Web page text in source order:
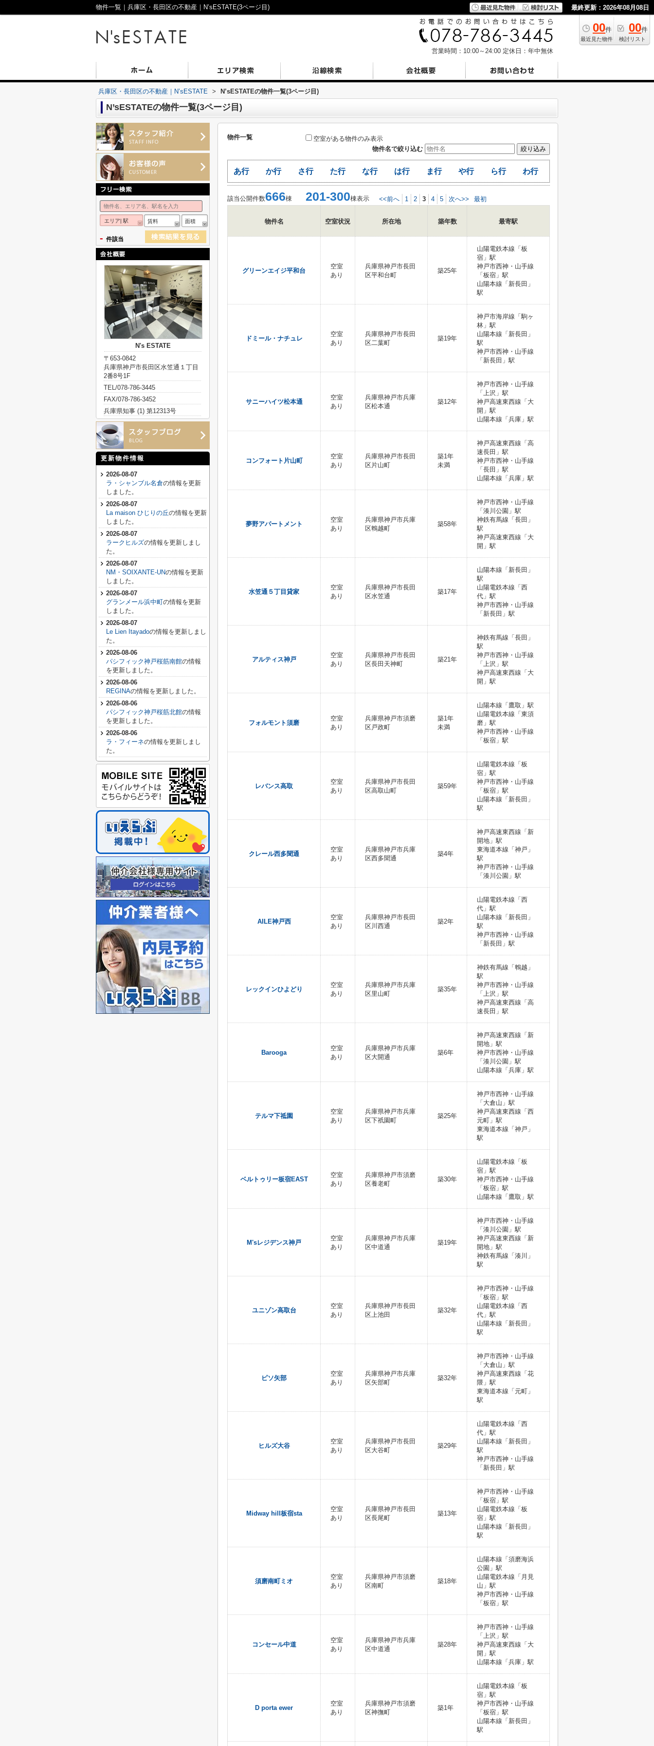
物件一覧｜兵庫区・長田区の不動産｜N’sESTATE(3ページ目) 最終更新：2026年08月08日
00件
最近見た物件
00件
検討リスト
営業時間：10:00～24:00 定休日：年中無休
兵庫区・長田区の不動産｜N’sESTATE > N’sESTATEの物件一覧(3ページ目)
N’sESTATEの物件一覧(3ページ目)
物件一覧
空室がある物件のみ表示
物件名で絞り込む
あ行 か行 さ行 た行 な行 は行 ま行 や行 ら行 わ行
該当公開件数666棟 201-300棟表示 <<前へ 1 2 3 4 5 次へ>> 最初
物件名 空室状況 所在地 築年数 最寄駅
グリーンエイジ平和台
空室
あり
兵庫県神戸市長田
区平和台町
築25年
山陽電鉄本線「板
宿」駅
神戸市西神・山手線
「板宿」駅
山陽本線「新長田」
駅
ドミール・ナチュレ
空室
あり
兵庫県神戸市長田
区二葉町
築19年
神戸市海岸線「駒ヶ
林」駅
山陽本線「新長田」
駅
神戸市西神・山手線
「新長田」駅
サニーハイツ松本通
空室
あり
兵庫県神戸市兵庫
区松本通
築12年
神戸市西神・山手線
「上沢」駅
神戸高速東西線「大
開」駅
山陽本線「兵庫」駅
コンフォート片山町
空室
あり
兵庫県神戸市長田
区片山町
築1年
未満
神戸高速東西線「高
速長田」駅
神戸市西神・山手線
「長田」駅
山陽本線「兵庫」駅
夢野アパートメント
空室
あり
兵庫県神戸市兵庫
区鵯越町
築58年
神戸市西神・山手線
「湊川公園」駅
神鉄有馬線「長田」
駅
神戸高速東西線「大
開」駅
水笠通５丁目貸家
空室
あり
兵庫県神戸市長田
区水笠通
築17年
山陽本線「新長田」
駅
山陽電鉄本線「西
代」駅
神戸市西神・山手線
「新長田」駅
アルティス神戸
空室
あり
兵庫県神戸市長田
区長田天神町
築21年
神鉄有馬線「長田」
駅
神戸市西神・山手線
「上沢」駅
神戸高速東西線「大
開」駅
フォルモント須磨
空室
あり
兵庫県神戸市須磨
区戸政町
築1年
未満
山陽本線「鷹取」駅
山陽電鉄本線「東須
磨」駅
神戸市西神・山手線
「板宿」駅
レバンス高取
空室
あり
兵庫県神戸市長田
区高取山町
築59年
山陽電鉄本線「板
宿」駅
神戸市西神・山手線
「板宿」駅
山陽本線「新長田」
駅
クレール西多聞通
空室
あり
兵庫県神戸市兵庫
区西多聞通
築4年
神戸高速東西線「新
開地」駅
東海道本線「神戸」
駅
神戸市西神・山手線
「湊川公園」駅
AILE神戸西
空室
あり
兵庫県神戸市長田
区川西通
築2年
山陽電鉄本線「西
代」駅
山陽本線「新長田」
駅
神戸市西神・山手線
「新長田」駅
レックインひよどり
空室
あり
兵庫県神戸市兵庫
区里山町
築35年
神鉄有馬線「鵯越」
駅
神戸市西神・山手線
「上沢」駅
神戸高速東西線「高
速長田」駅
Barooga
空室
あり
兵庫県神戸市兵庫
区大開通
築6年
神戸高速東西線「新
開地」駅
神戸市西神・山手線
「湊川公園」駅
山陽本線「兵庫」駅
テルマ下祗園
空室
あり
兵庫県神戸市兵庫
区下祇園町
築25年
神戸市西神・山手線
「大倉山」駅
神戸高速東西線「西
元町」駅
東海道本線「神戸」
駅
ベルトゥリー板宿EAST
空室
あり
兵庫県神戸市須磨
区養老町
築30年
山陽電鉄本線「板
宿」駅
神戸市西神・山手線
「板宿」駅
山陽本線「鷹取」駅
M'sレジデンス神戸
空室
あり
兵庫県神戸市兵庫
区中道通
築19年
神戸市西神・山手線
「湊川公園」駅
神戸高速東西線「新
開地」駅
神鉄有馬線「湊川」
駅
ユニゾン高取台
空室
あり
兵庫県神戸市長田
区上池田
築32年
神戸市西神・山手線
「板宿」駅
山陽電鉄本線「西
代」駅
山陽本線「新長田」
駅
ピソ矢部
空室
あり
兵庫県神戸市兵庫
区矢部町
築32年
神戸市西神・山手線
「大倉山」駅
神戸高速東西線「花
隈」駅
東海道本線「元町」
駅
ヒルズ大谷
空室
あり
兵庫県神戸市長田
区大谷町
築29年
山陽電鉄本線「西
代」駅
山陽本線「新長田」
駅
神戸市西神・山手線
「新長田」駅
Midway hill板宿sta
空室
あり
兵庫県神戸市長田
区長尾町
築13年
神戸市西神・山手線
「板宿」駅
山陽電鉄本線「板
宿」駅
山陽本線「新長田」
駅
須磨南町ミオ
空室
あり
兵庫県神戸市須磨
区南町
築18年
山陽本線「須磨海浜
公園」駅
山陽電鉄本線「月見
山」駅
神戸市西神・山手線
「板宿」駅
コンセール中道
空室
あり
兵庫県神戸市兵庫
区中道通
築28年
神戸市西神・山手線
「上沢」駅
神戸高速東西線「大
開」駅
山陽本線「兵庫」駅
D porta ewer
空室
あり
兵庫県神戸市須磨
区神撫町
築1年
山陽電鉄本線「板
宿」駅
神戸市西神・山手線
「板宿」駅
山陽本線「新長田」
駅
エリア| 駅 賃料 面積
- 件該当
N's ESTATE
〒653-0842
兵庫県神戸市長田区水笠通１丁目
2番8号1F
TEL/078-786-3445
FAX/078-786-3452
兵庫県知事 (1) 第12313号
更新物件情報
2026-08-07
ラ・シャンブル名倉の情報を更新
しました。
2026-08-07
La maison ひじりの丘の情報を更新
しました。
2026-08-07
ラークヒルズの情報を更新しまし
た。
2026-08-07
NM・SOIXANTE-UNの情報を更新
しました。
2026-08-07
グランメール浜中町の情報を更新
しました。
2026-08-07
Le Lien Itayadoの情報を更新しまし
た。
2026-08-06
パシフィック神戸桜筋南館の情報
を更新しました。
2026-08-06
REGINAの情報を更新しました。
2026-08-06
パシフィック神戸桜筋北館の情報
を更新しました。
2026-08-06
ラ・フィーネの情報を更新しまし
た。